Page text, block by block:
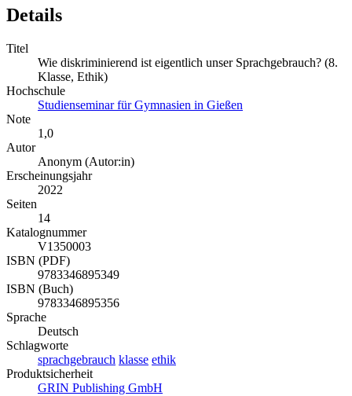
Details
Titel
Wie diskriminierend ist eigentlich unser Sprachgebrauch? (8.
Klasse, Ethik)
Hochschule
Studienseminar für Gymnasien in Gießen
Note
1,0
Autor
Anonym (Autor:in)
Erscheinungsjahr
2022
Seiten
14
Katalognummer
V1350003
ISBN (PDF)
9783346895349
ISBN (Buch)
9783346895356
Sprache
Deutsch
Schlagworte
sprachgebrauch klasse ethik
Produktsicherheit
GRIN Publishing GmbH